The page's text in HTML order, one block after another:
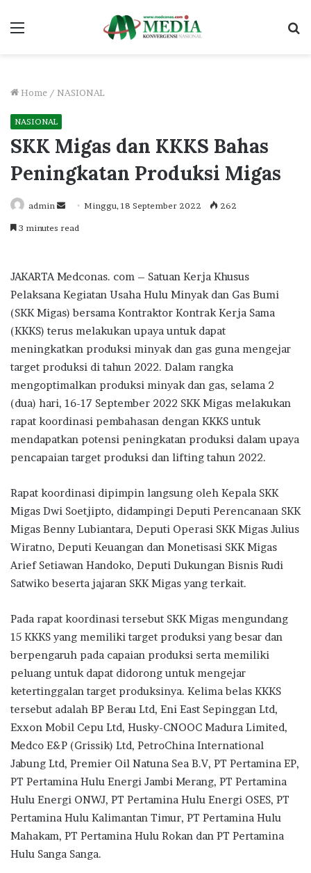
Menu
Home / NASIONAL
NASIONAL
SKK Migas dan KKKS Bahas
Peningkatan Produksi Migas
admin
SendMinggu, 18 September 2022 262
3 minutes read
JAKARTA Medconas. com – Satuan Kerja Khusus
Pelaksana Kegiatan Usaha Hulu Minyak dan Gas Bumi
(SKK Migas) bersama Kontraktor Kontrak Kerja Sama
(KKKS) terus melakukan upaya untuk dapat
meningkatkan produksi minyak dan gas guna mengejar
target produksi di tahun 2022. Dalam rangka
mengoptimalkan produksi minyak dan gas, selama 2
(dua) hari, 16-17 September 2022 SKK Migas melakukan
rapat koordinasi pembahasan dengan KKKS untuk
mendapatkan potensi peningkatan produksi dalam upaya
pencapaian target produksi dan lifting tahun 2022.
Rapat koordinasi dipimpin langsung oleh Kepala SKK
Migas Dwi Soetjipto, didampingi Deputi Perencanaan SKK
Migas Benny Lubiantara, Deputi Operasi SKK Migas Julius
Wiratno, Deputi Keuangan dan Monetisasi SKK Migas
Arief Setiawan Handoko, Deputi Dukungan Bisnis Rudi
Satwiko beserta jajaran SKK Migas yang terkait.
Pada rapat koordinasi tersebut SKK Migas mengundang
15 KKKS yang memiliki target produksi yang besar dan
berpengaruh pada capaian produksi serta memiliki
peluang untuk dapat didorong untuk mengejar
ketertinggalan target produksinya. Kelima belas KKKS
tersebut adalah BP Berau Ltd, Eni East Sepinggan Ltd,
Exxon Mobil Cepu Ltd, Husky-CNOOC Madura Limited,
Medco E&P (Grissik) Ltd, PetroChina International
Jabung Ltd, Premier Oil Natuna Sea B.V, PT Pertamina EP,
PT Pertamina Hulu Energi Jambi Merang, PT Pertamina
Hulu Energi ONWJ, PT Pertamina Hulu Energi OSES, PT
Pertamina Hulu Kalimantan Timur, PT Pertamina Hulu
Mahakam, PT Pertamina Hulu Rokan dan PT Pertamina
Hulu Sanga Sanga.